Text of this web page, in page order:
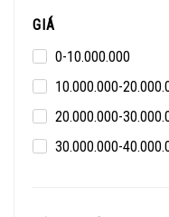
GIÁ
0-10.000.000
10.000.000-
20.000.000-
30.000.000-